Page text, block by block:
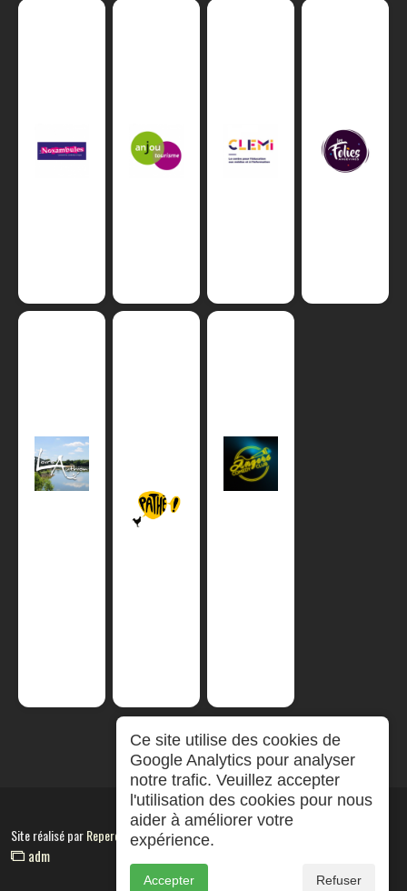
Site réalisé parRepereCom
adm
Ce site utilise des cookies de
Google Analytics pour analyser
notre trafic. Veuillez accepter
l'utilisation des cookies pour nous
aider à améliorer votre
expérience.
Accepter Refuser